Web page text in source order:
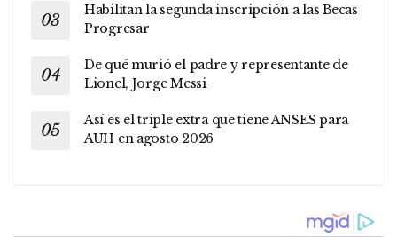
Habilitan la segunda inscripción a las Becas
Progresar
De qué murió el padre y representante de
Lionel, Jorge Messi
Así es el triple extra que tiene ANSES para
AUH en agosto 2026